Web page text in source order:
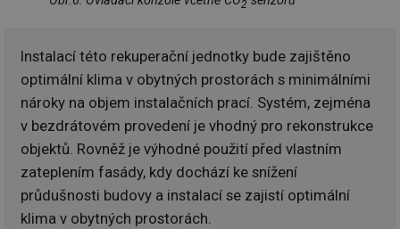
2
Instalací této rekuperační jednotky bude zajištěno
optimální klima v obytných prostorách s minimálními
nároky na objem instalačních prací. Systém, zejména
v bezdrátovém provedení je vhodný pro rekonstrukce
objektů. Rovněž je výhodné použití před vlastním
zateplením fasády, kdy dochází ke snížení
průdušnosti budovy a instalací se zajistí optimální
klima v obytných prostorách.
Nezbytně nutné soubory
Výkonové soubory
Soubory cílení
Funkční soubory
Nezařazené soubory
Nezbytně nutné soubory cookie umožňují základní
funkce webových stránek, jako je přihlášení
uživatele a správa účtu. Webové stránky nelze bez
nezbytně nutných souborů cookie správně používat.
Název
Provider